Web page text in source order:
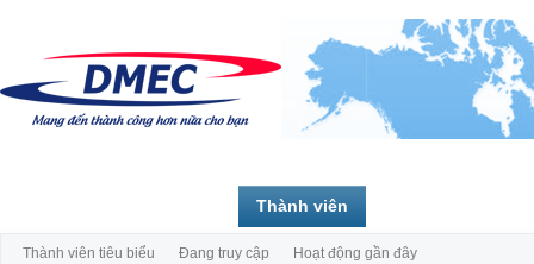
Thành viên
Thành viên tiêu biểu Đang truy cập Hoạt động gần đây